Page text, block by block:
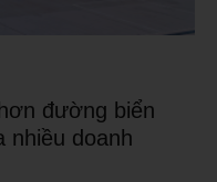
đường biển
nhiều doanh